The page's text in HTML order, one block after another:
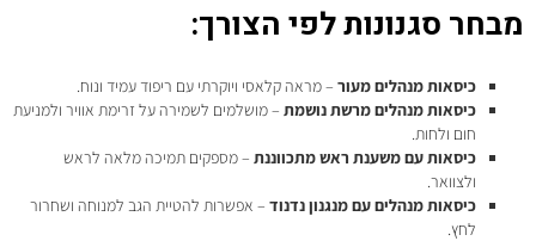
מבחר סגנונות לפי הצורך:
כיסאות מנהלים מעור – מראה קלאסי ויוקרתי עם ריפוד עמיד ונוח.
כיסאות מנהלים מרשת נושמת – מושלמים לשמירה על זרימת אוויר ולמניעת
חום ולחות.
כיסאות עם משענת ראש מתכווננת – מספקים תמיכה מלאה לראש
ולצוואר.
כיסאות מנהלים עם מנגנון נדנוד – אפשרות להטיית הגב למנוחה ושחרור
לחץ.